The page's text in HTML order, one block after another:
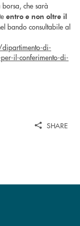
che sarà
entro e non oltre il
bando consultabile al
di-
il-conferimento-di-
SHARE